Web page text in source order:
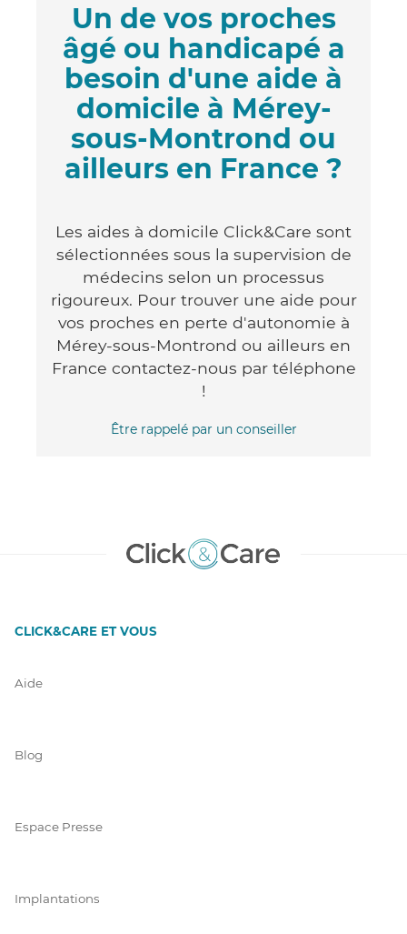
Un de vos proches
âgé ou handicapé a
besoin d'une aide à
domicile à Mérey-
sous-Montrond ou
ailleurs en France ?
Les aides à domicile Click&Care sont
sélectionnées sous la supervision de
médecins selon un processus
rigoureux. Pour trouver une aide pour
vos proches en perte d'autonomie à
Mérey-sous-Montrond ou ailleurs en
France contactez-nous par téléphone
!
Être rappelé par un conseiller
CLICK&CARE ET VOUS
Aide
Blog
Espace Presse
Implantations